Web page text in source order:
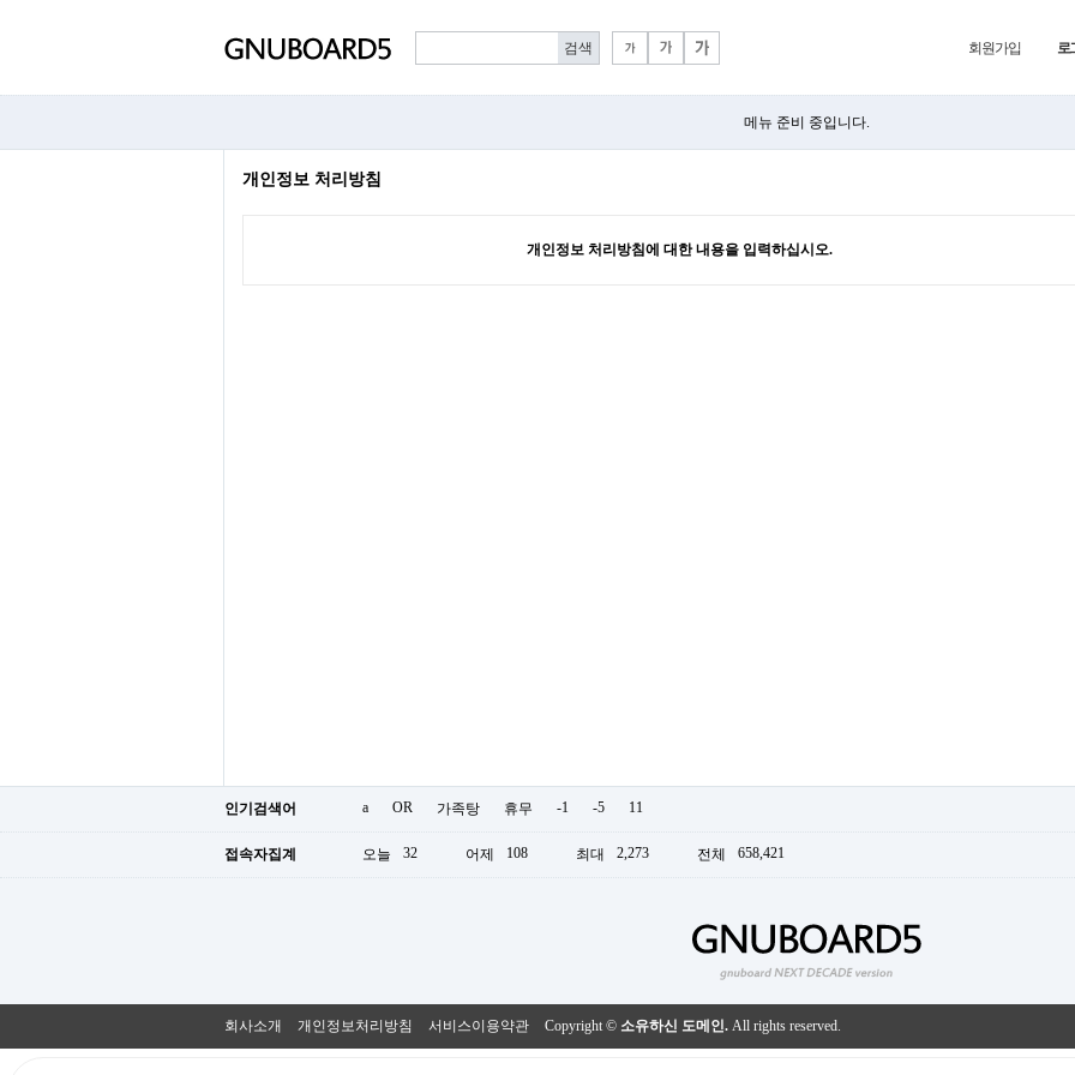
회원가입 로
메뉴 준비 중입니다.
개인정보 처리방침
개인정보 처리방침에 대한 내용을 입력하십시오.
인기검색어 a OR 가족탕 휴무 -1 -5 11
접속자집계 오늘 32 어제 108 최대 2,273 전체 658,421
회사소개 개인정보처리방침 서비스이용약관 Copyright © 소유하신 도메인. All rights reserved.